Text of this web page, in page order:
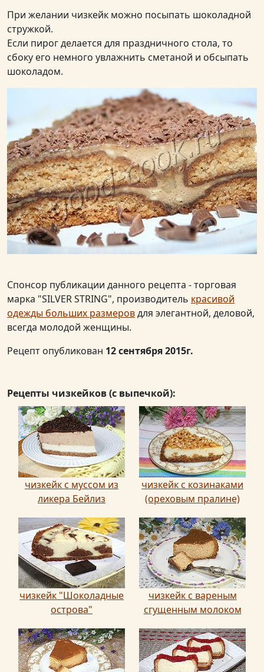
При желании чизкейк можно посыпать шоколадной
стружкой.
Если пирог делается для праздничного стола, то
сбоку его немного увлажнить сметаной и обсыпать
шоколадом.
Спонсор публикации данного рецепта - торговая
марка "SILVER STRING", производитель красивой
одежды больших размеровдля элегантной, деловой,
всегда молодой женщины.
Рецепт опубликован 12 сентября 2015г.
Рецепты чизкейков (с выпечкой):
чизкейк с муссом из
ликера Бейлиз
чизкейк с козинаками
(ореховым пралине)
чизкейк "Шоколадные
острова"
чизкейк с вареным
сгущенным молоком